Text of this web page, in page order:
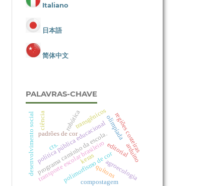
Italiano
日本語
简体中文
PALAVRAS-CHAVE
editorial
olimpíada
política pública educacional
transporte escolar brasileiro
programa caminho da escola.
padrões de cor
polimorfismo de cor
quítons
regiões costeiras
robótica
keras
desenvolvimento social transgênicos
cts.
agroecologia
compostagem
ciência
arduino